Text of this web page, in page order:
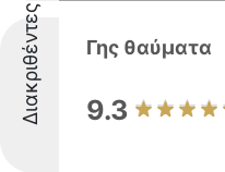
Διακριθέντες Γης θαύματα
9.3